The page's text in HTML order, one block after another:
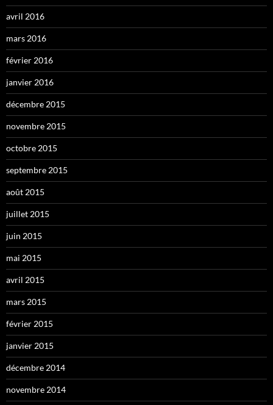
avril 2016
mars 2016
février 2016
janvier 2016
décembre 2015
novembre 2015
octobre 2015
septembre 2015
août 2015
juillet 2015
juin 2015
mai 2015
avril 2015
mars 2015
février 2015
janvier 2015
décembre 2014
novembre 2014